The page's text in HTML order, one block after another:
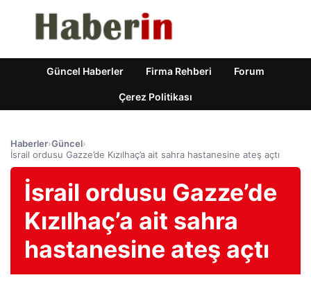
Güncel Haberler Firma Rehberi Forum
Çerez Politikası
Haberler›Güncel›
İsrail ordusu Gazze’de Kızılhaç’a ait sahra hastanesine ateş açtı
İsrail ordusu Gazze’de
Kızılhaç’a ait sahra
hastanesine ateş açtı